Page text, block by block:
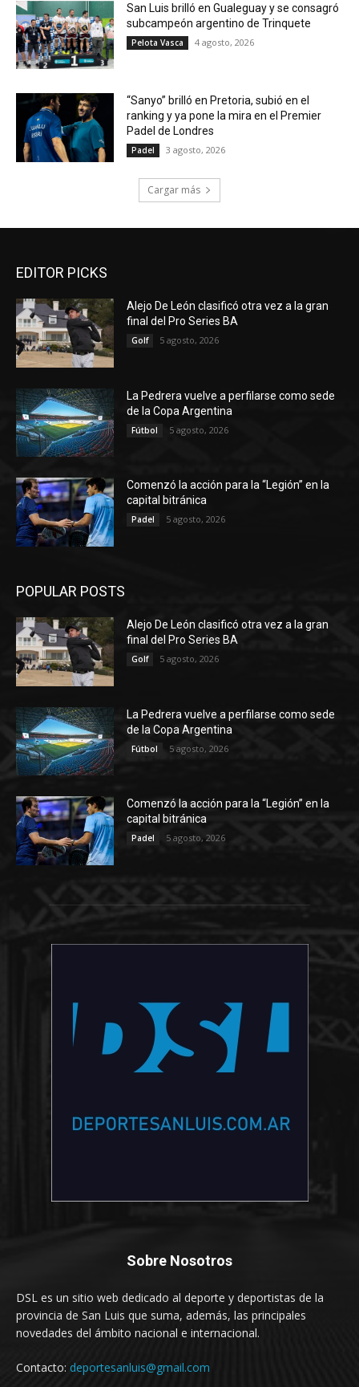
San Luis brilló en Gualeguay y se consagró
subcampeón argentino de Trinquete
Pelota Vasca 4 agosto, 2026
“Sanyo” brilló en Pretoria, subió en el
ranking y ya pone la mira en el Premier
Padel de Londres
Padel 3 agosto, 2026
Cargar más
EDITOR PICKS
Alejo De León clasificó otra vez a la gran
final del Pro Series BA
Golf 5 agosto, 2026
La Pedrera vuelve a perfilarse como sede
de la Copa Argentina
Fútbol 5 agosto, 2026
Comenzó la acción para la “Legión” en la
capital bitránica
Padel 5 agosto, 2026
POPULAR POSTS
Alejo De León clasificó otra vez a la gran
final del Pro Series BA
Golf 5 agosto, 2026
La Pedrera vuelve a perfilarse como sede
de la Copa Argentina
Fútbol 5 agosto, 2026
Comenzó la acción para la “Legión” en la
capital bitránica
Padel 5 agosto, 2026
Sobre Nosotros
DSL es un sitio web dedicado al deporte y deportistas de la
provincia de San Luis que suma, además, las principales
novedades del ámbito nacional e internacional.
Contacto: deportesanluis@gmail.com